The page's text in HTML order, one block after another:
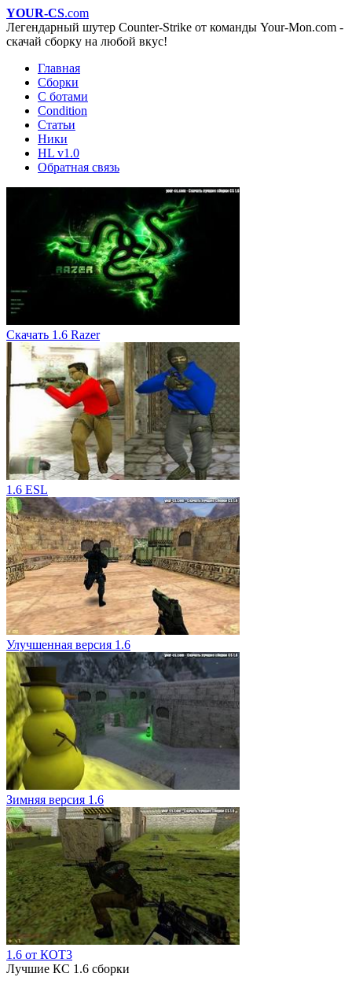
YOUR-CS.com
Легендарный шутер Counter-Strike от команды Your-Mon.com -
скачай сборку на любой вкус!
Главная
Сборки
С ботами
Condition
Статьи
Ники
HL v1.0
Обратная связь
Скачать 1.6 Razer
1.6 ESL
Улучшенная версия 1.6
Зимняя версия 1.6
1.6 от КОТ3
Лучшие КС 1.6 сборки